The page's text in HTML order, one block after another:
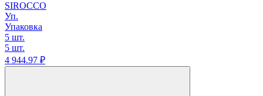
SIROCCO
Уп.
Упаковка
5 шт.
5 шт.
4 944.97 ₽